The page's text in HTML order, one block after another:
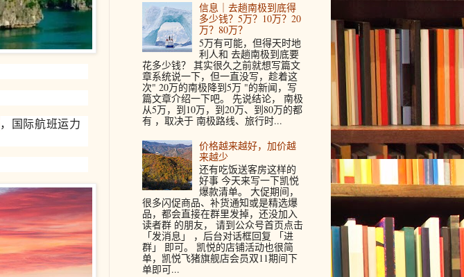
，国际航班运力
信息｜去趟南极到底得
多少钱？5万？10万？20
万？80万？
5万有可能，但得天时地
利人和 去趟南极到底要
花多少钱？ 其实很久之前就想写篇文
章系统说一下，但一直没写，趁着这
次" 20万的南极降到5万 "的新闻，写
篇文章介绍一下吧。 先说结论， 南极
从5万，到10万，到20万、到80万的都
有 ，取决于 南极路线、旅行时...
价格越来越好，加价越
来越少
还有吃饭送客房这样的
好事 今天来写一下凯悦
爆款清单。 大促期间，
很多闪促商品、补货通知或是精选爆
品，都会直接在群里发掉，还没加入
读者群 的朋友， 请到公众号首页点击
「发消息」 ，后台对话框回复 「进
群」 即可。 凯悦的店铺活动也很简
单，凯悦飞猪旗舰店会员双11期间下
单即可...